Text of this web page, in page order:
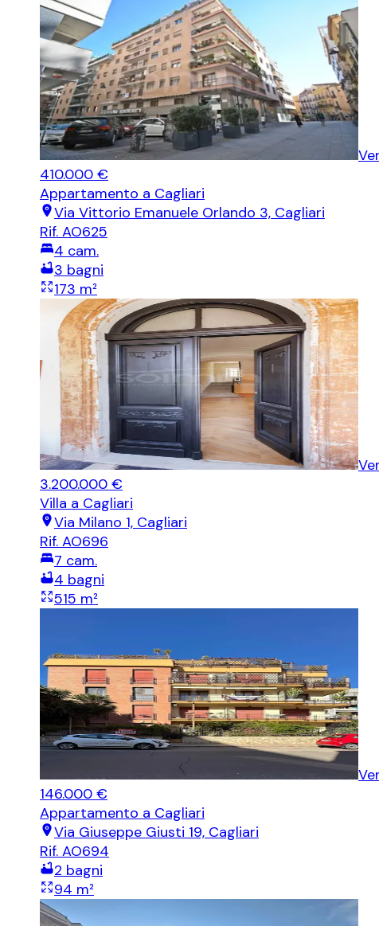
410.000 €
Appartamento a Cagliari
Via Vittorio Emanuele Orlando 3, Cagliari
Rif. AO625
4 cam.
3 bagni
173 m²
3.200.000 €
Villa a Cagliari
Via Milano 1, Cagliari
Rif. AO696
7 cam.
4 bagni
515 m²
146.000 €
Appartamento a Cagliari
Via Giuseppe Giusti 19, Cagliari
Rif. AO694
2 bagni
94 m²